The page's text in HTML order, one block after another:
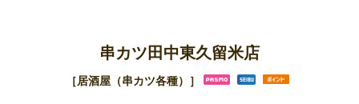
串カツ田中東久留米店
［居酒屋（串カツ各種）］